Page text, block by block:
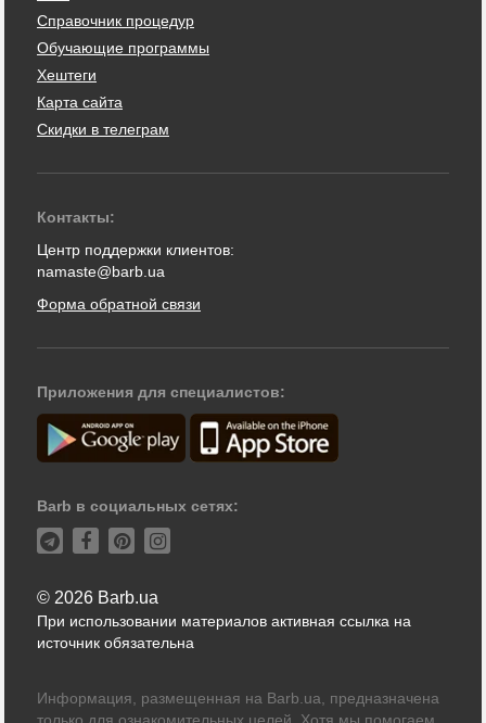
Справочник процедур
Обучающие программы
Хештеги
Карта сайта
Скидки в телеграм
Контакты:
Центр поддержки клиентов:
namaste@barb.ua
Форма обратной связи
Приложения для специалистов:
Barb в социальных сетях:
© 2026 Barb.ua
При использовании материалов активная ссылка на
источник обязательна
Информация, размещенная на Barb.ua, предназначена